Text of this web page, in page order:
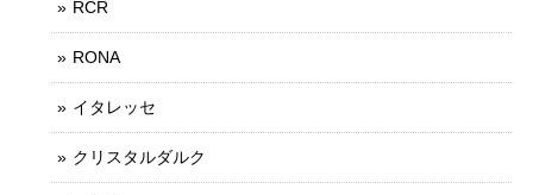
RCR
RONA
イタレッセ
クリスタルダルク